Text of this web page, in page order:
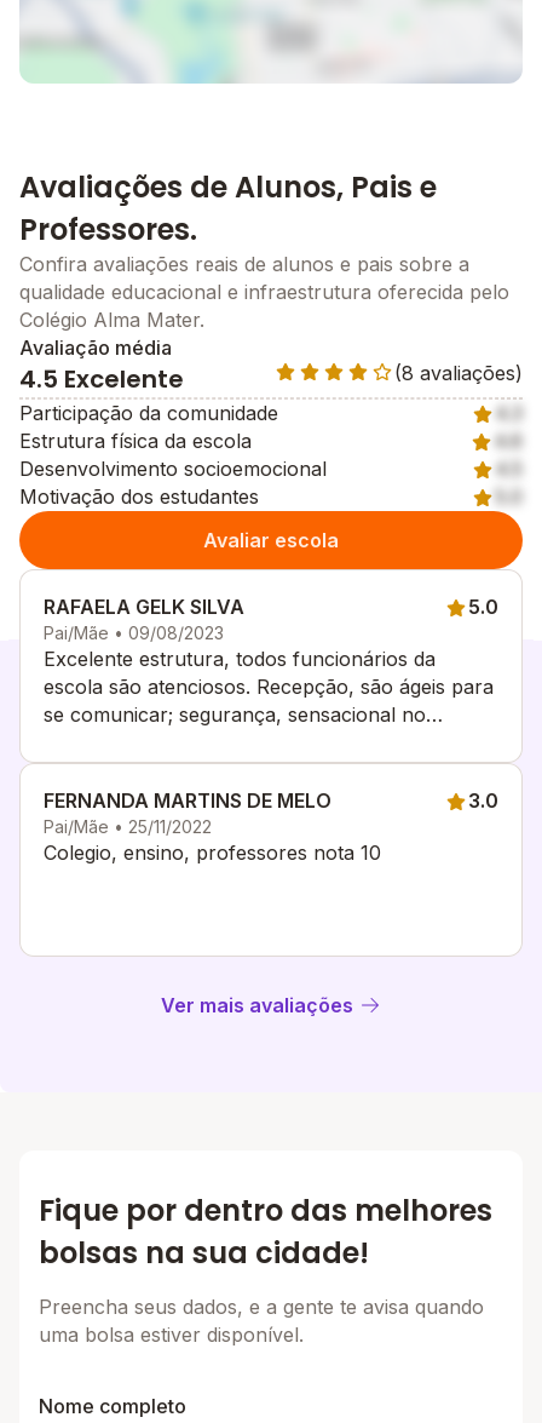
Avaliações de Alunos, Pais e
Professores.
Confira avaliações reais de alunos e pais sobre a
qualidade educacional e infraestrutura oferecida pelo
Colégio Alma Mater.
Avaliação média
4.5 Excelente
(8 avaliações)
Participação da comunidade
4.3
Estrutura física da escola
4.6
Desenvolvimento socioemocional
4.5
Motivação dos estudantes
Avaliar escola
RAFAELA GELK SILVA
Pai/Mãe • 09/08/2023
5.0
Excelente estrutura, todos funcionários da
escola são atenciosos. Recepção, são ágeis para
se comunicar; segurança, sensacional no
cuidado e atenção.
FERNANDA MARTINS DE MELO
Pai/Mãe • 25/11/2022
3.0
Colegio, ensino, professores nota 10
Ver mais avaliações
Fique por dentro das melhores
bolsas na sua cidade!
Preencha seus dados, e a gente te avisa quando
uma bolsa estiver disponível.
Nome completo